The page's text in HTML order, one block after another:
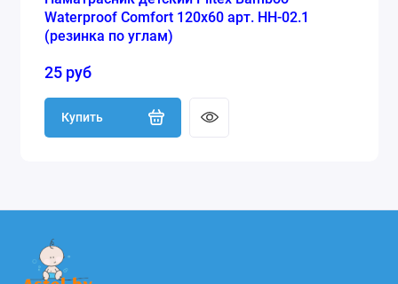
Waterproof Comfort 120х60 арт. НН-02.1
(резинка по углам)
25 руб
Купить